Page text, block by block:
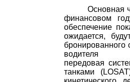
Основная
финансовом
обеспечение
ожидается,
бронированного
водителя
передовая
танками (LOSAT